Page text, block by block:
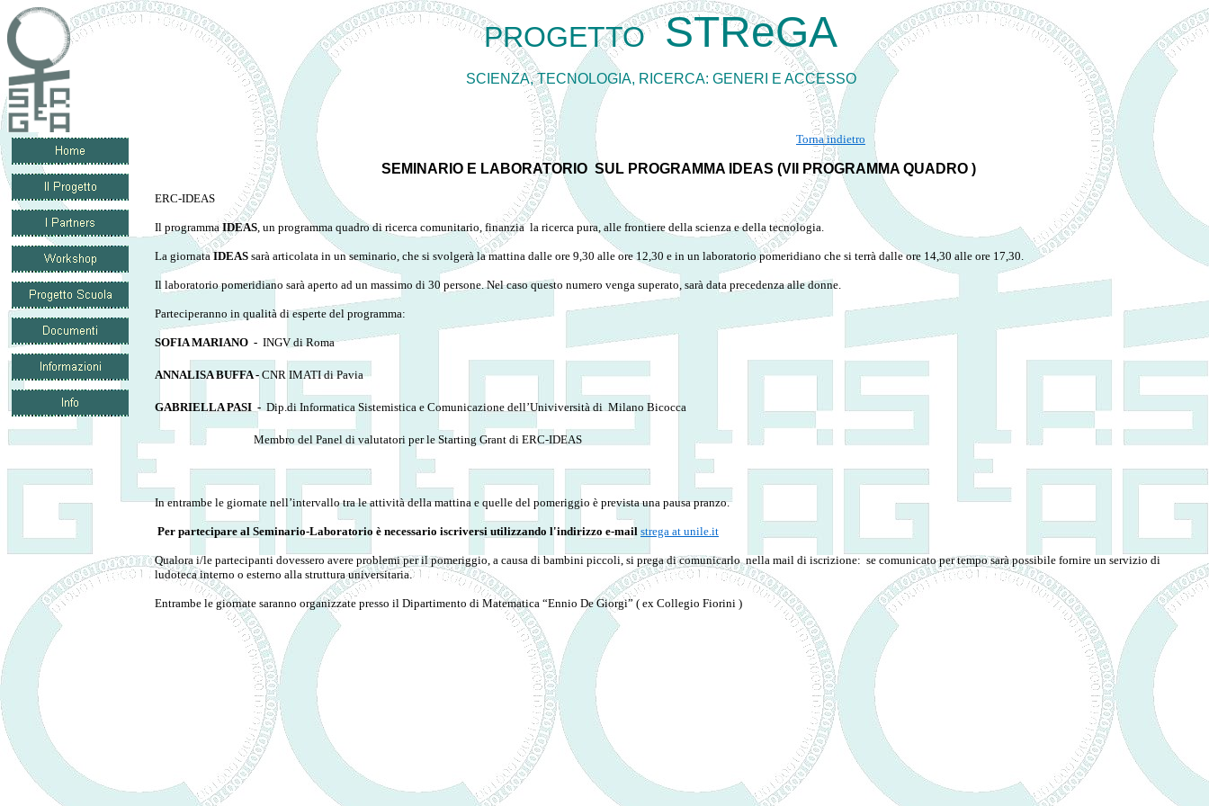
PROGETTO STReGA
SCIENZA, TECNOLOGIA, RICERCA: GENERI E ACCESSO
Torna indietro
SEMINARIO E LABORATORIO SUL PROGRAMMA IDEAS (VII PROGRAMMA QUADRO )
ERC-IDEAS
Il programmaIDEAS, un programma quadro di ricerca comunitario, finanzia la ricerca pura, alle frontiere della scienza e della tecnologia.
La giornataIDEAS sarà articolata in un seminario, che si svolgerà la mattina dalle ore 9,30 alle ore 12,30 e in un laboratorio pomeridiano che si terrà dalle ore 14,30 alle ore 17,30.
Il laboratorio pomeridiano sarà aperto ad un massimo di 30 persone. Nel caso questo numero venga superato, sarà data precedenza alle donne.
Parteciperanno in qualità di esperte del programma:
SOFIA MARIANO - INGV di Roma
ANNALISA BUFFA - CNR IMATI di Pavia
GABRIELLA PASI - Dip.di Informatica Sistemistica e Comunicazione dell’Univiversità di Milano Bicocca
Membro del Panel di valutatori per le Starting Grant di ERC-IDEAS
In entrambe le giornate nell’intervallo tra le attività della mattina e quelle del pomeriggio è prevista una pausa pranzo.
Per partecipare al Seminario-Laboratorio è necessario iscriversi utilizzando l'indirizzo e-mail strega at unile.it
Qualora i/le partecipanti dovessero avere problemi per il pomeriggio, a causa di bambini piccoli, si prega di comunicarlo nella mail di iscrizione: se comunicato per tempo sarà possibile fornire un servizio di
ludoteca interno o esterno alla struttura universitaria.
Entrambe le giornate saranno organizzate presso il Dipartimento di Matematica “Ennio De Giorgi” ( ex Collegio Fiorini )